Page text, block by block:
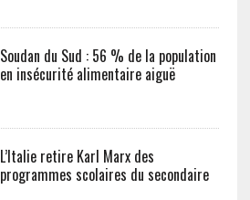
Soudan du Sud : 56 % de la population
en insécurité alimentaire aiguë
L’Italie retire Karl Marx des
programmes scolaires du secondaire